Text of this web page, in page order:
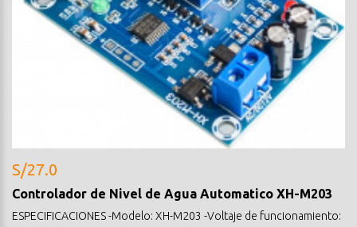
S/27.0
Controlador de Nivel de Agua Automatico XH-M203
ESPECIFICACIONES -Modelo: XH-M203 -Voltaje de funcionamiento: